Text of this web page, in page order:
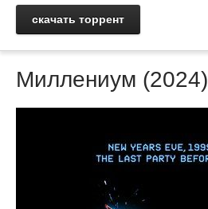
скачать торрент
Миллениум (2024)